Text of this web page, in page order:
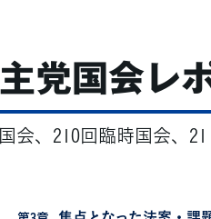
党国会レ
会、210回臨時国会、